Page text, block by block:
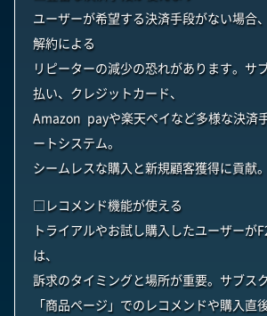
ユーザーが希望する決済手段がない場合
解約による
リピーターの減少の恐れがあります。サ
払い、クレジットカード、
Amazon payや楽天ペイなど多様な決済
ートシステム。
シームレスな購入と新規顧客獲得に貢献。
□レコメンド機能が使える
トライアルやお試し購入したユーザーが
は、
訴求のタイミングと場所が重要。サブス
「商品ページ」でのレコメンドや購入直